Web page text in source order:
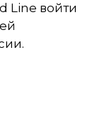
Line войти